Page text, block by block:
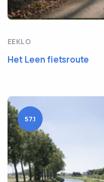
EEKLO
Het Leen fietsroute
57.1